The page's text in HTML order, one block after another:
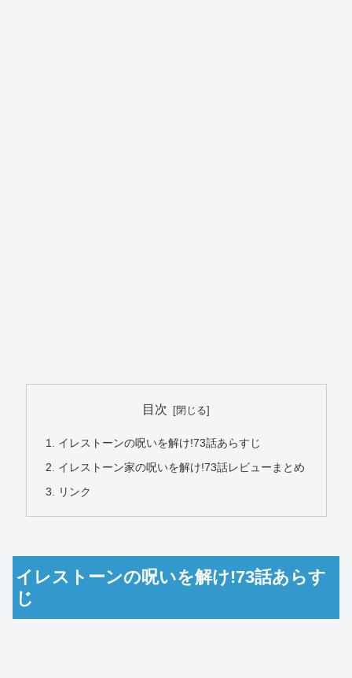
目次
イレストーンの呪いを解け!73話あらすじ
イレストーン家の呪いを解け!73話レビューまとめ
リンク
イレストーンの呪いを解け!73話あらす
じ